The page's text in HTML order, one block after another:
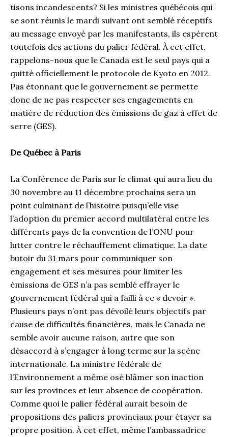
tisons incandescents? Si les ministres québécois qui
se sont réunis le mardi suivant ont semblé réceptifs
au message envoyé par les manifestants, ils espèrent
toutefois des actions du palier fédéral. À cet effet,
rappelons-nous que le Canada est le seul pays qui a
quitté officiellement le protocole de Kyoto en 2012.
Pas étonnant que le gouvernement se permette
donc de ne pas respecter ses engagements en
matière de réduction des émissions de gaz à effet de
serre (GES).
De Québec à Paris
La Conférence de Paris sur le climat qui aura lieu du
30 novembre au 11 décembre prochains sera un
point culminant de l’histoire puisqu’elle vise
l’adoption du premier accord multilatéral entre les
différents pays de la convention de l’ONU pour
lutter contre le réchauffement climatique. La date
butoir du 31 mars pour communiquer son
engagement et ses mesures pour limiter les
émissions de GES n’a pas semblé effrayer le
gouvernement fédéral qui a failli à ce « devoir ».
Plusieurs pays n’ont pas dévoilé leurs objectifs par
cause de difficultés financières, mais le Canada ne
semble avoir aucune raison, autre que son
désaccord à s’engager à long terme sur la scène
internationale. La ministre fédérale de
l’Environnement a même osé blâmer son inaction
sur les provinces et leur absence de coopération.
Comme quoi le palier fédéral aurait besoin de
propositions des paliers provinciaux pour étayer sa
propre position. À cet effet, même l’ambassadrice